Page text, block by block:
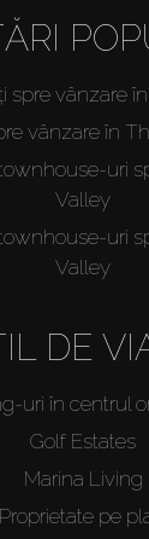
spre vânzare
vânzare în
uri
Valley
uri
Valley
DE
uri în centrul
Golf Estates
Marina Living
Proprietate pe